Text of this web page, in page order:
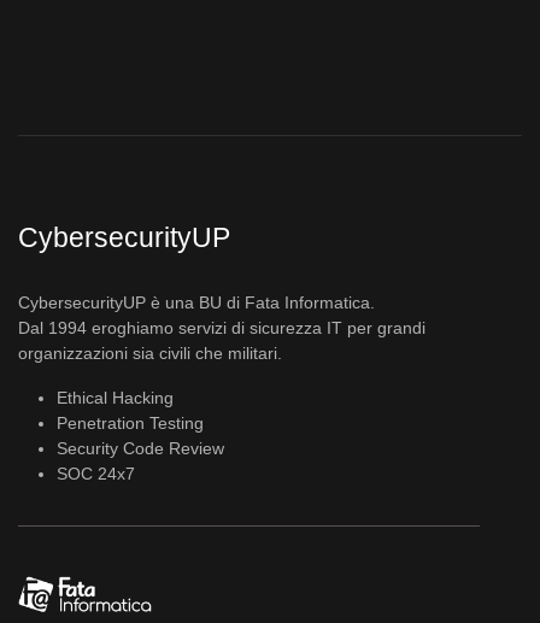
CybersecurityUP
CybersecurityUP è una BU di Fata Informatica.
Dal 1994 eroghiamo servizi di sicurezza IT per grandi
organizzazioni sia civili che militari.
Ethical Hacking
Penetration Testing
Security Code Review
SOC 24x7